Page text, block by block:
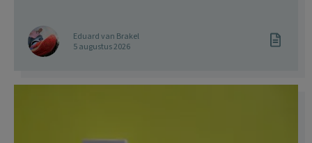
Eduard van Brakel
5 augustus 2026